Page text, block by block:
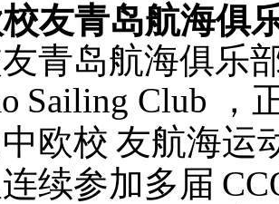
友青岛航海俱
青岛航海俱乐
Sailing Club ，
欧校 友航海运
续参加多届